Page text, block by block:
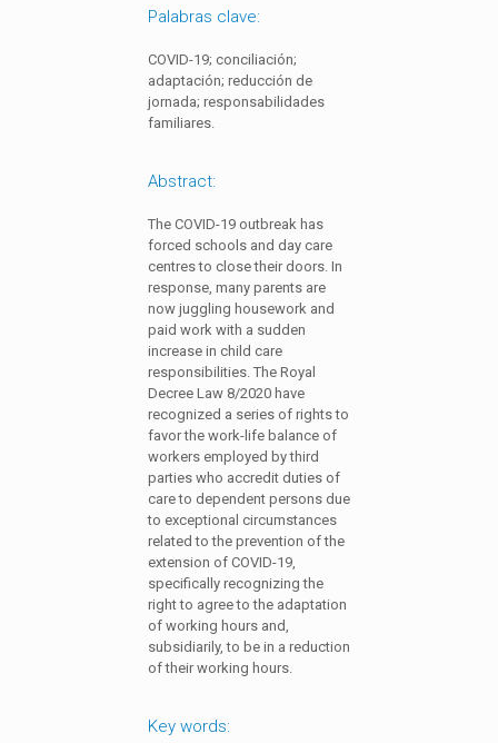
Palabras clave:
COVID-19; conciliación;
adaptación; reducción de
jornada; responsabilidades
familiares.
Abstract:
The COVID-19 outbreak has
forced schools and day care
centres to close their doors. In
response, many parents are
now juggling housework and
paid work with a sudden
increase in child care
responsibilities. The Royal
Decree Law 8/2020 have
recognized a series of rights to
favor the work-life balance of
workers employed by third
parties who accredit duties of
care to dependent persons due
to exceptional circumstances
related to the prevention of the
extension of COVID-19,
specifically recognizing the
right to agree to the adaptation
of working hours and,
subsidiarily, to be in a reduction
of their working hours.
Key words: